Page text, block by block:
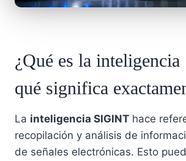
¿Qué es la
qué significa
La inteligencia SIGINT hace
recopilación y análisis de
de señales electrónicas. Esto